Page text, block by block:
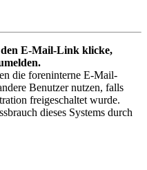
den E-Mail-Link klicke,
die foreninterne E-Mail-
Benutzer nutzen, falls
freigeschaltet wurde.
dieses Systems durch